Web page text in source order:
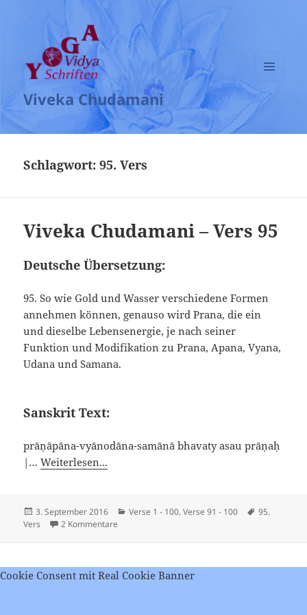
Viveka Chudamani
UND
WIDGETS
Schlagwort:95. Vers
Viveka Chudamani – Vers 95
Deutsche Übersetzung:
95. So wie Gold und Wasser verschiedene Formen
annehmen können, genauso wird Prana, die ein
und dieselbe Lebensenergie, je nach seiner
Funktion und Modifikation zu Prana, Apana, Vyana,
Udana und Samana.
Sanskrit Text:
prāṇāpāna-vyānodāna-samānā bhavaty asau prāṇaḥ
|…Weiterlesen...
Veröffentlicht
am
3. September 2016 Kategorien
Verse 1 - 100,Verse 91 - 100
95.
Vers
2 Kommentare
Cookie Consent mit Real Cookie Banner